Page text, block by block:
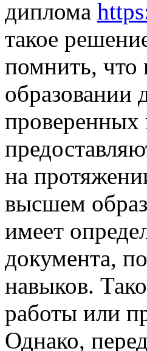
диплома
такое
помнить,
на
высшем
имеет
документа,
навыков.
работы или
Однако,